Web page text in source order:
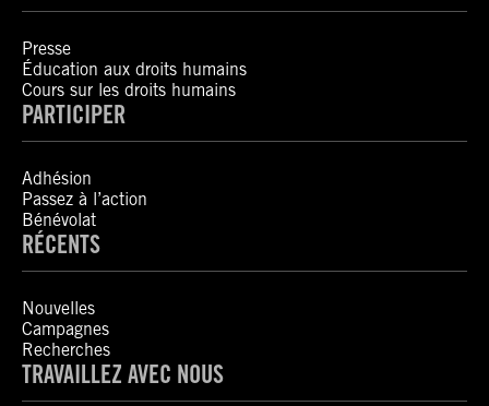
Presse
Éducation aux droits humains
Cours sur les droits humains
PARTICIPER
Adhésion
Passez à l’action
Bénévolat
RÉCENTS
Nouvelles
Campagnes
Recherches
TRAVAILLEZ AVEC NOUS